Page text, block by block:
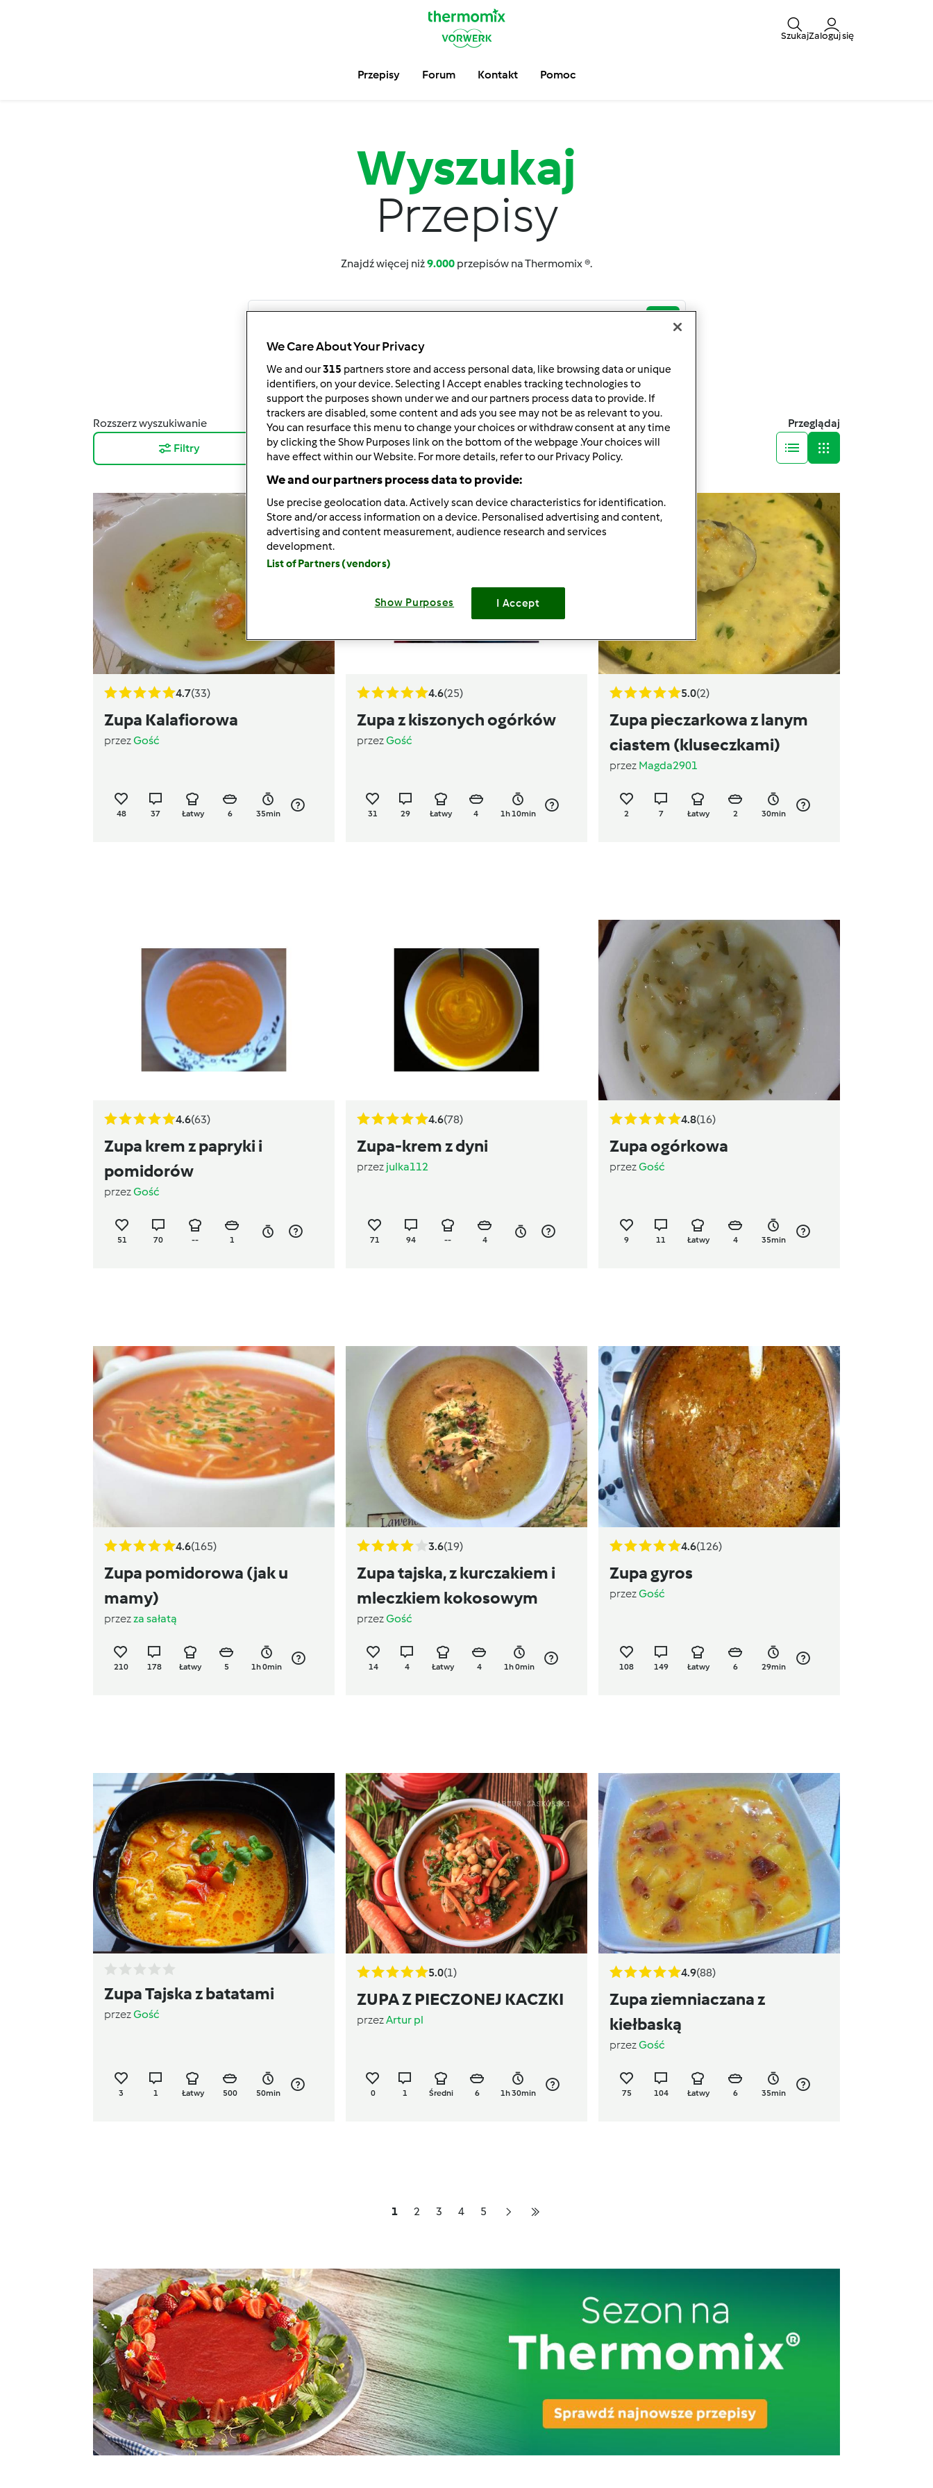
SzukajZaloguj się
Przepisy Forum Kontakt Pomoc
Wyszukaj
Przepisy
Znajdź więcej niż9.000 przepisów na Thermomix ®.
574wyniki dla:zupa
Rozszerz wyszukiwanie
Filtry
Wyników na stronę:
12
Sortuj po:
Trendy
Przeglądaj
4.7(33)
Zupa Kalafiorowa
przezGość
48 37 Łatwy 6 35min
4.6(25)
Zupa z kiszonych ogórków
przezGość
31 29 Łatwy 4 1h 10min
5.0(2)
Zupa pieczarkowa z lanym
ciastem (kluseczkami)
przez Magda2901
2 7 Łatwy 2 30min
4.6(63)
Zupa krem z papryki i
pomidorów
przezGość
51 70 -- 1
4.6(78)
Zupa-krem z dyni
przez julka112
71 94 -- 4
4.8(16)
Zupa ogórkowa
przezGość
9 11 Łatwy 4 35min
4.6(165)
Zupa pomidorowa (jak u
mamy)
przezza sałatą
210 178 Łatwy 5 1h 0min
3.6(19)
Zupa tajska, z kurczakiem i
mleczkiem kokosowym
przezGość
14 4 Łatwy 4 1h 0min
4.6(126)
Zupa gyros
przezGość
108 149 Łatwy 6 29min
Zupa Tajska z batatami
przezGość
3 1 Łatwy 500 50min
5.0(1)
ZUPA Z PIECZONEJ KACZKI
przezArtur pl
0 1 Średni 6 1h 30min
4.9(88)
Zupa ziemniaczana z
kiełbaską
przezGość
75 104 Łatwy 6 35min
1 2 3 4 5
We Care About Your Privacy
We and our315 partners store and access personal data, like browsing data or unique
identifiers, on your device. Selecting I Accept enables tracking technologies to
support the purposes shown under we and our partners process data to provide. If
trackers are disabled, some content and ads you see may not be as relevant to you.
You can resurface this menu to change your choices or withdraw consent at any time
by clicking the Show Purposes link on the bottom of the webpage .Your choices will
have effect within our Website. For more details, refer to our Privacy Policy.
We and our partners process data to provide:
Use precise geolocation data. Actively scan device characteristics for identification.
Store and/or access information on a device. Personalised advertising and content,
advertising and content measurement, audience research and services
development.
List of Partners (vendors)
Show Purposes I Accept